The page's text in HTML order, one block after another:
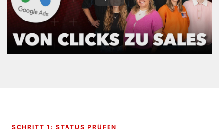
SCHRITT 1: STATUS PRÜFEN